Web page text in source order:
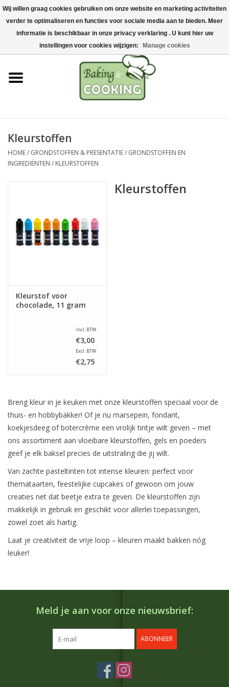
Home
Bak-& kookgerei
Machines & onderdelen
Chocolade & ijsbereiding
Hygiëne & opslag
Kleurstoffen
HOME/ GRONDSTOFFEN & PRESENTATIE/ GRONDSTOFFEN EN
INGREDIËNTEN / KLEURSTOFFEN
Kleurstof voor
chocolade, 11 gram
Incl. BTW
€3,00
Excl. BTW
€2,75
Kleurstoffen
Breng kleur in je keuken met onze kleurstoffen speciaal voor de
thuis- en hobbybakker! Of je nu marsepein, fondant,
koekjesdeeg of botercrème een vrolijk tintje wilt geven – met
ons assortiment aan vloeibare kleurstoffen, gels en poeders
geef je elk baksel precies de uitstraling die jij wilt.
Van zachte pasteltinten tot intense kleuren: perfect voor
themataarten, feestelijke cupcakes of gewoon om jouw
creaties net dat beetje extra te geven. De kleurstoffen zijn
makkelijk in gebruik en geschikt voor allerlei toepassingen,
zowel zoet als hartig.
Laat je creativiteit de vrije loop – kleuren maakt bakken nóg
leuker!
Meld je aan voor onze nieuwsbrief:
ABONNEER
Wij willen graag cookies gebruiken om onze website en marketing activiteiten
verder te optimaliseren en functies voor sociale media aan te bieden. Meer
informatie is beschikbaar in onze privacy verklaring . U kunt hier uw
instellingen voor cookies wijzigen:
Manage cookies